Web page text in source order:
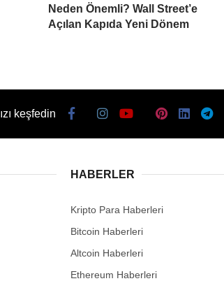
Neden Önemli? Wall Street’e
Açılan Kapıda Yeni Dönem
keşfedin
HABERLER
Kripto Para Haberleri
Bitcoin Haberleri
Altcoin Haberleri
Ethereum Haberleri